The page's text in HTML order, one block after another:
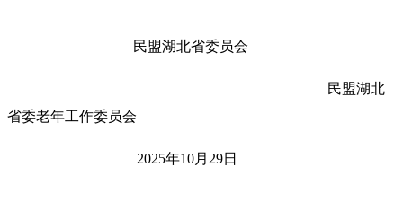
民盟湖北省委员会
民盟湖北
省委老年工作委员会
2025年10月29日